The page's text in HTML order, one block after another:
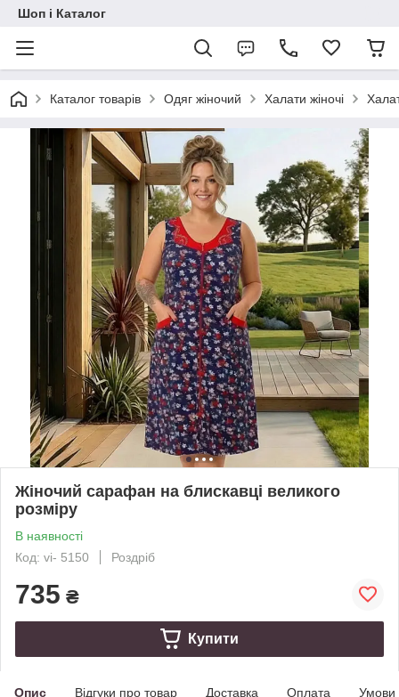
Шоп і Каталог
Каталог товарів Одяг жіночий Халати жіночі
Жіночий сарафан на блискавці великого
розміру
В наявності
Код: vi- 5150
Роздріб
735 ₴
Купити
Опис Відгуки про товар Доставка Оплата Умови